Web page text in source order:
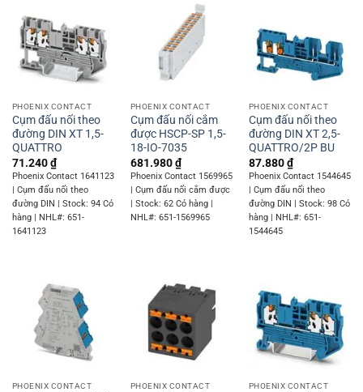
PHOENIX CONTACT
Cụm đấu nối theo
đường DIN XT 1,5-
QUATTRO
71.240₫
Phoenix Contact 1641123
| Cụm đấu nối theo
đường DIN | Stock: 94 Có
hàng | NHL#: 651-
1641123
PHOENIX CONTACT
Cụm đấu nối cắm
được HSCP-SP 1,5-
18-IO-7035
681.980₫
Phoenix Contact 1569965
| Cụm đấu nối cắm được
| Stock: 62 Có hàng |
NHL#: 651-1569965
PHOENIX CONTACT
Cụm đấu nối theo
đường DIN XT 2,5-
QUATTRO/2P BU
87.880₫
Phoenix Contact 1544645
| Cụm đấu nối theo
đường DIN | Stock: 98 Có
hàng | NHL#: 651-
1544645
PHOENIX CONTACT PHOENIX CONTACT PHOENIX CONTACT